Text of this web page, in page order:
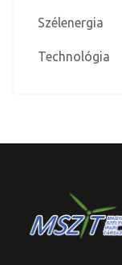
Szélenergia
Technológia